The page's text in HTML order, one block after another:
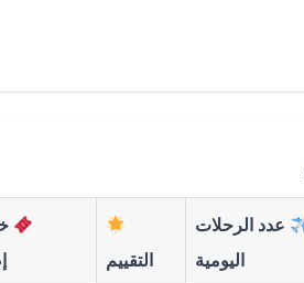
عدد الرحلات
اليومية
التقييم